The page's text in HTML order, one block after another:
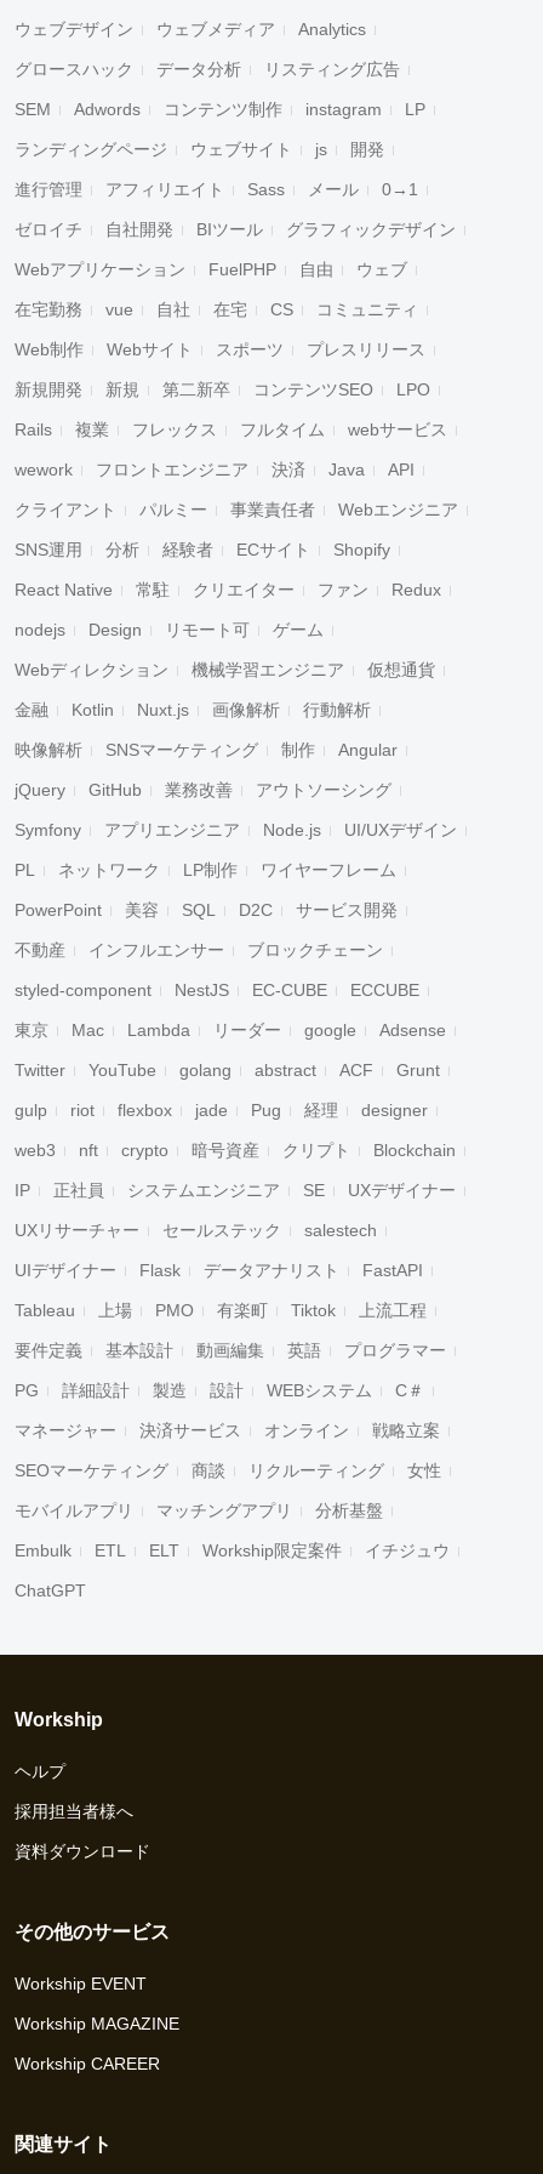
ウェブデザイン ウェブメディア Analytics
グロースハック データ分析 リスティング広告
SEM Adwords コンテンツ制作 instagram LP
ランディングページ ウェブサイト js 開発
進行管理 アフィリエイト Sass メール 0→1
ゼロイチ 自社開発 BIツール グラフィックデザイン
Webアプリケーション FuelPHP 自由 ウェブ
在宅勤務 vue 自社 在宅 CS コミュニティ
Web制作 Webサイト スポーツ プレスリリース
新規開発 新規 第二新卒 コンテンツSEO LPO
Rails 複業 フレックス フルタイム webサービス
wework フロントエンジニア 決済 Java API
クライアント パルミー 事業責任者 Webエンジニア
SNS運用 分析 経験者 ECサイト Shopify
React Native 常駐 クリエイター ファン Redux
nodejs Design リモート可 ゲーム
Webディレクション 機械学習エンジニア 仮想通貨
金融 Kotlin Nuxt.js 画像解析 行動解析
映像解析 SNSマーケティング 制作 Angular
jQuery GitHub 業務改善 アウトソーシング
Symfony アプリエンジニア Node.js UI/UXデザイン
PL ネットワーク LP制作 ワイヤーフレーム
PowerPoint 美容 SQL D2C サービス開発
不動産 インフルエンサー ブロックチェーン
styled-component NestJS EC-CUBE ECCUBE
東京 Mac Lambda リーダー google Adsense
Twitter YouTube golang abstract ACF Grunt
gulp riot flexbox jade Pug 経理 designer
web3 nft crypto 暗号資産 クリプト Blockchain
IP 正社員 システムエンジニア SE UXデザイナー
UXリサーチャー セールステック salestech
UIデザイナー Flask データアナリスト FastAPI
Tableau 上場 PMO 有楽町 Tiktok 上流工程
要件定義 基本設計 動画編集 英語 プログラマー
PG 詳細設計 製造 設計 WEBシステム C＃
マネージャー 決済サービス オンライン 戦略立案
SEOマーケティング 商談 リクルーティング 女性
モバイルアプリ マッチングアプリ 分析基盤
Embulk ETL ELT Workship限定案件 イチジュウ
ChatGPT
Workship
ヘルプ
採用担当者様へ
資料ダウンロード
その他のサービス
Workship EVENT
Workship MAGAZINE
Workship CAREER
関連サイト